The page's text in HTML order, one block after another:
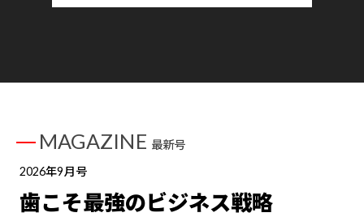
MAGAZINE 最新号
2026年9月号
歯こそ最強のビジネス戦略